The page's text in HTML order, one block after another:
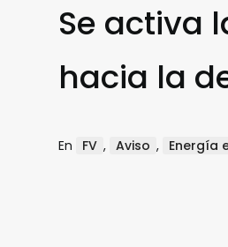
Se activa
hacia la
En FV , Aviso , Energía